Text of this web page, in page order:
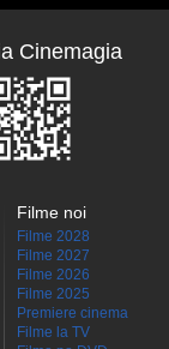
Cinemagia
Filme noi
Filme 2028
Filme 2027
Filme 2026
Filme 2025
Premiere cinema
Filme la TV